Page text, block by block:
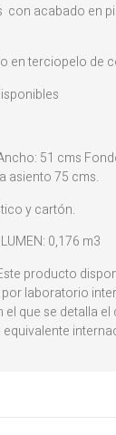
con acabado en
en terciopelo de
51 cms
asiento 75 cms.
y cartón.
0,176 m3
producto
laboratorio
que se detalla
equivalente